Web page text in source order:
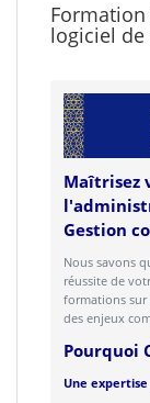
logiciel de
Maîtrisez
Gestion
Nous savons
réussite de
formations sur
des enjeux
Pourquoi
Une